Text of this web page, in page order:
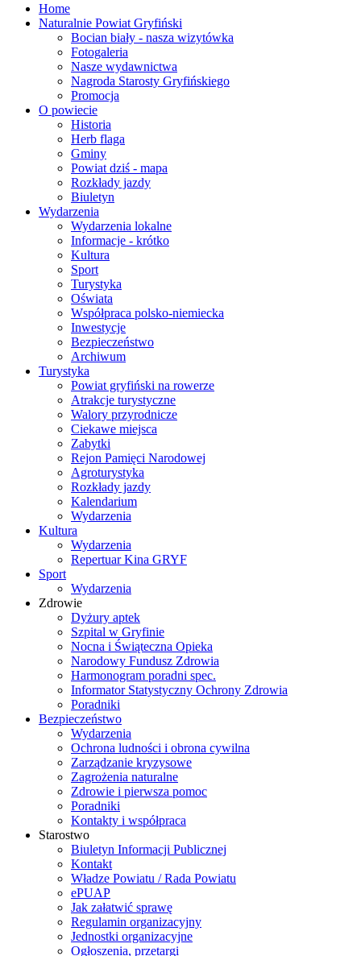
Home
Naturalnie Powiat Gryfiński
Bocian biały - nasza wizytówka
Fotogaleria
Nasze wydawnictwa
Nagroda Starosty Gryfińskiego
Promocja
O powiecie
Historia
Herb flaga
Gminy
Powiat dziś - mapa
Rozkłady jazdy
Biuletyn
Wydarzenia
Wydarzenia lokalne
Informacje - krótko
Kultura
Sport
Turystyka
Oświata
Współpraca polsko-niemiecka
Inwestycje
Bezpieczeństwo
Archiwum
Turystyka
Powiat gryfiński na rowerze
Atrakcje turystyczne
Walory przyrodnicze
Ciekawe miejsca
Zabytki
Rejon Pamięci Narodowej
Agroturystyka
Rozkłady jazdy
Kalendarium
Wydarzenia
Kultura
Wydarzenia
Repertuar Kina GRYF
Sport
Wydarzenia
Zdrowie
Dyżury aptek
Szpital w Gryfinie
Nocna i Świąteczna Opieka
Narodowy Fundusz Zdrowia
Harmonogram poradni spec.
Informator Statystyczny Ochrony Zdrowia
Poradniki
Bezpieczeństwo
Wydarzenia
Ochrona ludności i obrona cywilna
Zarządzanie kryzysowe
Zagrożenia naturalne
Zdrowie i pierwsza pomoc
Poradniki
Kontakty i współpraca
Starostwo
Biuletyn Informacji Publicznej
Kontakt
Władze Powiatu / Rada Powiatu
ePUAP
Jak załatwić sprawę
Regulamin organizacyjny
Jednostki organizacyjne
Ogłoszenia, przetargi